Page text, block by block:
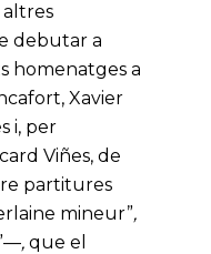
altres
debutar a
homenatges a
Xavier
i, per
Viñes, de
partitures
mineur”,
,que el